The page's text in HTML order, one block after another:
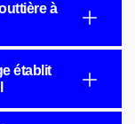
à
établit